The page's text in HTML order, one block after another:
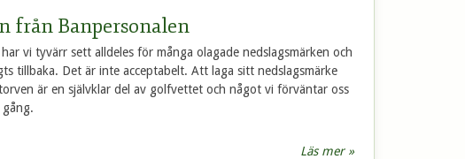
från Banpersonalen
vi tyvärr sett alldeles för många olagade nedslagsmärken och
tillbaka. Det är inte acceptabelt. Att laga sitt nedslagsmärke
är en självklar del av golfvettet och något vi förväntar oss
Läs mer »